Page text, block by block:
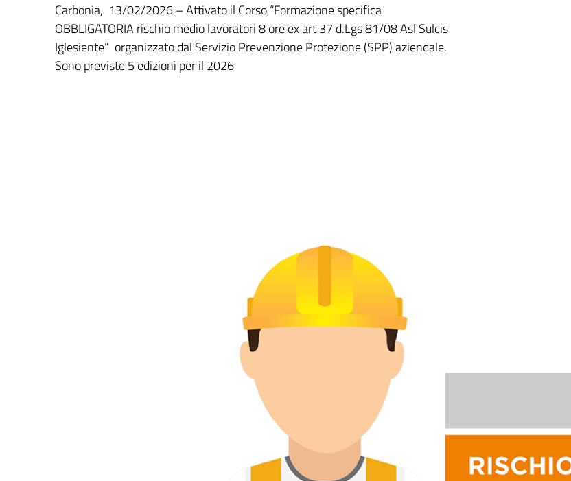
Carbonia, 13/02/2026 – Attivato il Corso “Formazione specifica
OBBLIGATORIA rischio medio lavoratori 8 ore ex art 37 d.Lgs 81/08 Asl Sulcis
Iglesiente” organizzato dal Servizio Prevenzione Protezione (SPP) aziendale.
Sono previste 5 edizioni per il 2026